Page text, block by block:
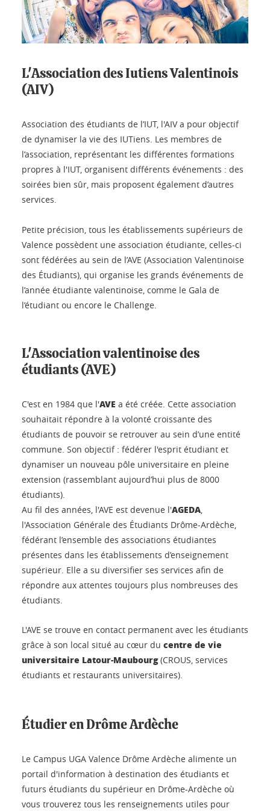
L'Association des Iutiens Valentinois
(AIV)
Association des étudiants de l’IUT, l'AIV a pour objectif
de dynamiser la vie des IUTiens. Les membres de
l’association, représentant les différentes formations
propres à l'IUT, organisent différents événements : des
soirées bien sûr, mais proposent également d’autres
services.
Petite précision, tous les établissements supérieurs de
Valence possèdent une association étudiante, celles-ci
sont fédérées au sein de l’AVE (Association Valentinoise
des Étudiants), qui organise les grands événements de
l’année étudiante valentinoise, comme le Gala de
l’étudiant ou encore le Challenge.
L'Association valentinoise des
étudiants (AVE)
C'est en 1984 que l'AVE a été créée. Cette association
souhaitait répondre à la volonté croissante des
étudiants de pouvoir se retrouver au sein d’une entité
commune. Son objectif : fédérer l'esprit étudiant et
dynamiser un nouveau pôle universitaire en pleine
extension (rassemblant aujourd’hui plus de 8000
étudiants).
Au fil des années, l'AVE est devenue l'AGEDA,
l'Association Générale des Étudiants Drôme-Ardèche,
fédérant l’ensemble des associations étudiantes
présentes dans les établissements d’enseignement
supérieur. Elle a su diversifier ses services afin de
répondre aux attentes toujours plus nombreuses des
étudiants.
L'AVE se trouve en contact permanent avec les étudiants
grâce à son local situé au cœur du centre de vie
universitaire Latour-Maubourg(CROUS, services
étudiants et restaurants universitaires).
Étudier en Drôme Ardèche
Le Campus UGA Valence Drôme Ardèche alimente un
portail d'information à destination des étudiants et
futurs étudiants du supérieur en Drôme-Ardèche où
vous trouverez tous les renseignements utiles pour